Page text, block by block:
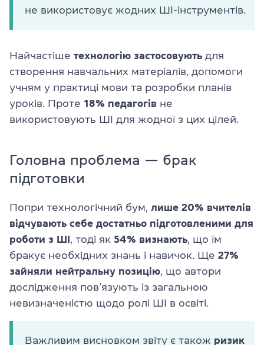
не використовує жодних ШІ-інструментів.
Найчастіше технологію застосовують для
створення навчальних матеріалів, допомоги
учням у практиці мови та розробки планів
уроків. Проте 18% педагогів не
використовують ШІ для жодної з цих цілей.
Головна проблема — брак
підготовки
Попри технологічний бум, лише 20% вчителів
відчувають себе достатньо підготовленими для
роботи з ШІ, тоді як 54% визнають, що їм
бракує необхідних знань і навичок. Ще 27%
зайняли нейтральну позицію, що автори
дослідження пов’язують із загальною
невизначеністю щодо ролі ШІ в освіті.
Важливим висновком звіту є також ризик